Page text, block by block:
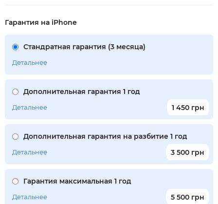
Гарантия на iPhone
Стандратная гарантия (3 месяца)
Детальнее
Дополнительная гарантия 1 год
1 450 грн
Детальнее
Дополнительная гарантия на разбитие 1 год
3 500 грн
Детальнее
Гарантия максимальная 1 год
5 500 грн
Детальнее